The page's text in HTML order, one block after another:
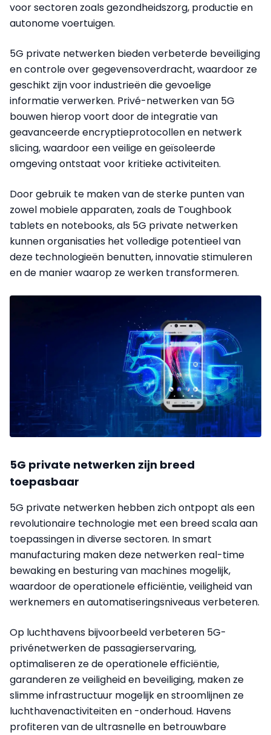
voor sectoren zoals gezondheidszorg, productie en
autonome voertuigen.
5G private netwerken bieden verbeterde beveiliging
en controle over gegevensoverdracht, waardoor ze
geschikt zijn voor industrieën die gevoelige
informatie verwerken. Privé-netwerken van 5G
bouwen hierop voort door de integratie van
geavanceerde encryptieprotocollen en netwerk
slicing, waardoor een veilige en geïsoleerde
omgeving ontstaat voor kritieke activiteiten.
Door gebruik te maken van de sterke punten van
zowel mobiele apparaten, zoals de Toughbook
tablets en notebooks, als 5G private netwerken
kunnen organisaties het volledige potentieel van
deze technologieën benutten, innovatie stimuleren
en de manier waarop ze werken transformeren.
5G private netwerken zijn breed
toepasbaar
5G private netwerken hebben zich ontpopt als een
revolutionaire technologie met een breed scala aan
toepassingen in diverse sectoren. In smart
manufacturing maken deze netwerken real-time
bewaking en besturing van machines mogelijk,
waardoor de operationele efficiëntie, veiligheid van
werknemers en automatiseringsniveaus verbeteren.
Op luchthavens bijvoorbeeld verbeteren 5G-
privénetwerken de passagierservaring,
optimaliseren ze de operationele efficiëntie,
garanderen ze veiligheid en beveiliging, maken ze
slimme infrastructuur mogelijk en stroomlijnen ze
luchthavenactiviteiten en -onderhoud. Havens
profiteren van de ultrasnelle en betrouwbare